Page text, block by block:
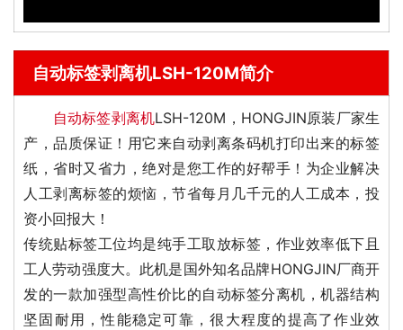
自动标签剥离机LSH-120M简介
自动标签剥离机LSH-120M，HONGJIN原装厂家生
产，品质保证！用它来自动剥离条码机打印出来的标签
纸，省时又省力，绝对是您工作的好帮手！为企业解决
人工剥离标签的烦恼，节省每月几千元的人工成本，投
资小回报大！
传统贴标签工位均是纯手工取放标签，作业效率低下且
工人劳动强度大。此机是国外知名品牌HONGJIN厂商开
发的一款加强型高性价比的自动标签分离机，机器结构
坚固耐用，性能稳定可靠，很大程度的提高了作业效